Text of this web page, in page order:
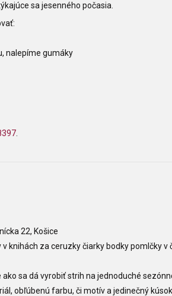
sa jesenného počasia.
nalepíme gumáky
22, Košice
knihách za ceruzky čiarky bodky pomlčky v
ako sa dá vyrobiť strih na jednoduché
obľúbenú farbu, či motív a jedinečný